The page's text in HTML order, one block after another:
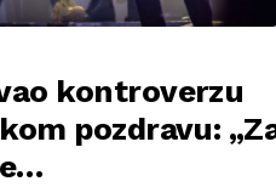
kontroverzu
pozdravu: